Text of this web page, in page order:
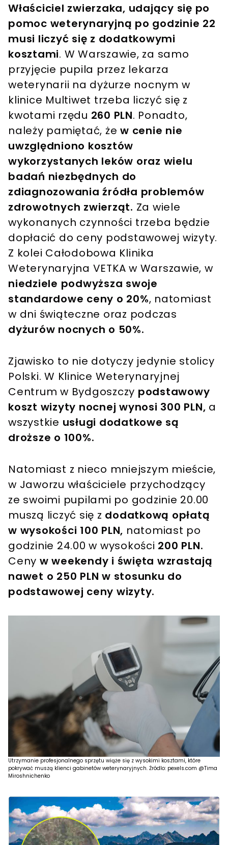
Właściciel zwierzaka, udający się po
pomoc weterynaryjną po godzinie 22
musi liczyć się z dodatkowymi
kosztami. W Warszawie, za samo
przyjęcie pupila przez lekarza
weterynarii na dyżurze nocnym w
klinice Multiwet trzeba liczyć się z
kwotami rzędu 260 PLN. Ponadto,
należy pamiętać, że w cenie nie
uwzględniono kosztów
wykorzystanych leków oraz wielu
badań niezbędnych do
zdiagnozowania źródła problemów
zdrowotnych zwierząt. Za wiele
wykonanych czynności trzeba będzie
dopłacić do ceny podstawowej wizyty.
Z kolei Całodobowa Klinika
Weterynaryjna VETKA w Warszawie, w
niedziele podwyższa swoje
standardowe ceny o 20%, natomiast
w dni świąteczne oraz podczas
dyżurów nocnych o 50%.
Zjawisko to nie dotyczy jedynie stolicy
Polski. W Klinice Weterynaryjnej
Centrum w Bydgoszczy podstawowy
koszt wizyty nocnej wynosi 300 PLN, a
wszystkie usługi dodatkowe są
droższe o 100%.
Natomiast z nieco mniejszym mieście,
w Jaworzu właściciele przychodzący
ze swoimi pupilami po godzinie 20.00
muszą liczyć się z dodatkową opłatą
w wysokości 100 PLN, natomiast po
godzinie 24.00 w wysokości 200 PLN.
Ceny w weekendy i święta wzrastają
nawet o 250 PLN w stosunku do
podstawowej ceny wizyty.
Utrzymanie profesjonalnego sprzętu wiąże się z wysokimi kosztami, które
pokrywać muszą klienci gabinetów weterynaryjnych. Źródlo: pexels.com @Tima
Miroshnichenko